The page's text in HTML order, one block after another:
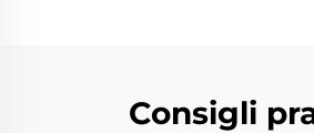
Consigli